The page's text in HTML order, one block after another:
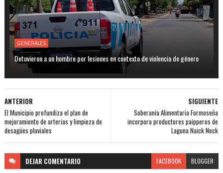
GENERALES
Detuvieron a un hombre por lesiones en contexto de violencia de género
SIGUIENTE
Soberanía Alimentaria Formoseña
incorpora productores paipperos de
Laguna Naick Neck
ANTERIOR
El Municipio profundiza el plan de
mejoramiento de arterias y limpieza de
desagües pluviales
DEJAR COMENTARIO FACEBOOK BLOGGER